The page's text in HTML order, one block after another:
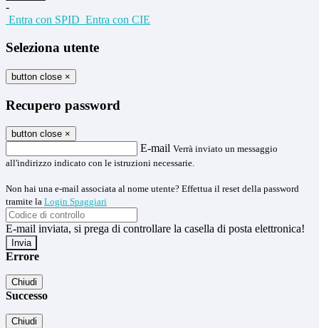
-
Entra con SPID Entra con CIE
Seleziona utente
button close ×
Recupero password
button close ×
E-mail Verrà inviato un messaggio
all'indirizzo indicato con le istruzioni necessarie.
Non hai una e-mail associata al nome utente? Effettua il reset della password
tramite la Login Spaggiari
E-mail inviata, si prega di controllare la casella di posta elettronica!
Errore
Chiudi
Successo
Chiudi